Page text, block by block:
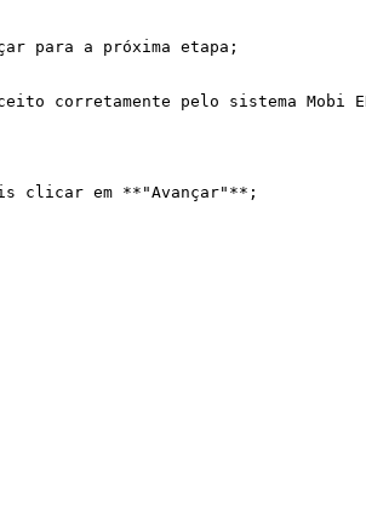
para a próxima etapa;
corretamente pelo sistema Mobi
clicar em **"Avançar"**;